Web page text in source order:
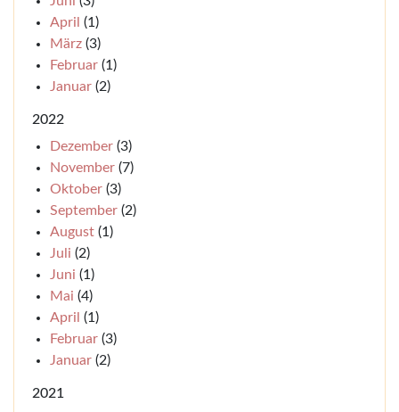
April (1)
März (3)
Februar (1)
Januar (2)
2022
Dezember (3)
November (7)
Oktober (3)
September (2)
August (1)
Juli (2)
Juni (1)
Mai (4)
April (1)
Februar (3)
Januar (2)
2021